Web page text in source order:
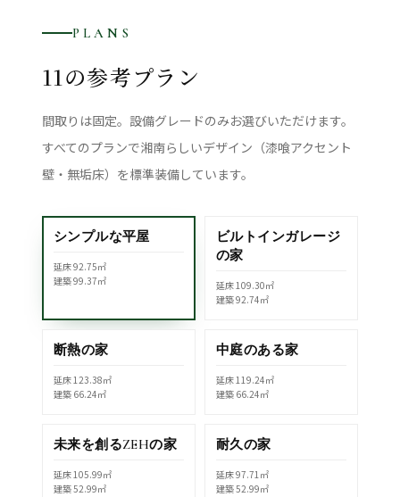
PLANS
11の参考プラン
間取りは固定。設備グレードのみお選びいただけます。
すべてのプランで湘南らしいデザイン（漆喰アクセント
壁・無垢床）を標準装備しています。
シンプルな平屋
延床 92.75㎡
建築 99.37㎡
ビルトインガレージ
の家
延床 109.30㎡
建築 92.74㎡
断熱の家
延床 123.38㎡
建築 66.24㎡
中庭のある家
延床 119.24㎡
建築 66.24㎡
未来を創るZEHの家
延床 105.99㎡
建築 52.99㎡
耐久の家
延床 97.71㎡
建築 52.99㎡